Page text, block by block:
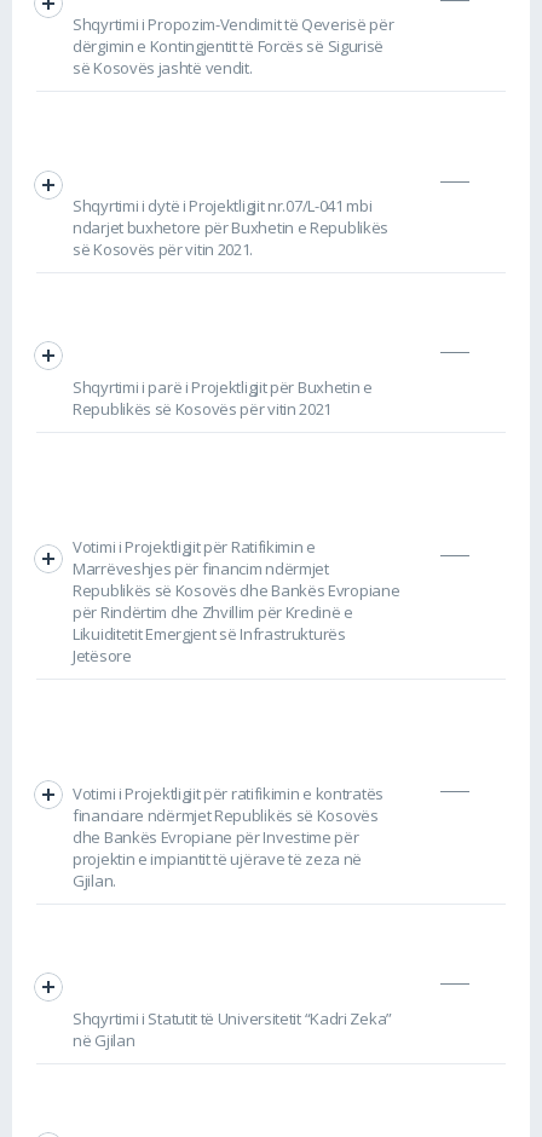
Shqyrtimi i Propozim-Vendimit të Qeverisë për
dërgimin e Kontingjentit të Forcës së Sigurisë
së Kosovës jashtë vendit.
Shqyrtimi i dytë i Projektligjit nr.07/L-041 mbi
ndarjet buxhetore për Buxhetin e Republikës
së Kosovës për vitin 2021.
Shqyrtimi i parë i Projektligjit për Buxhetin e
Republikës së Kosovës për vitin 2021
Votimi i Projektligjit për Ratifikimin e
Marrëveshjes për financim ndërmjet
Republikës së Kosovës dhe Bankës Evropiane
për Rindërtim dhe Zhvillim për Kredinë e
Likuiditetit Emergjent së Infrastrukturës
Jetësore
Votimi i Projektligjit për ratifikimin e kontratës
financiare ndërmjet Republikës së Kosovës
dhe Bankës Evropiane për Investime për
projektin e impiantit të ujërave të zeza në
Gjilan.
Shqyrtimi i Statutit të Universitetit “Kadri Zeka”
në Gjilan